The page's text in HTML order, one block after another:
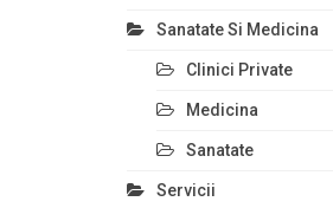
Sanatate Si Medicina
Clinici Private
Medicina
Sanatate
Servicii